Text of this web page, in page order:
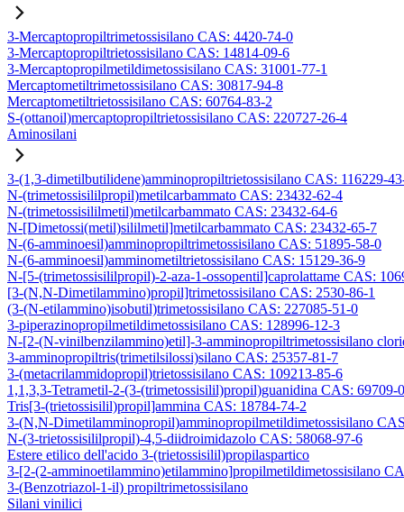
3-Mercaptopropiltrimetossisilano CAS: 4420-74-0
3-Mercaptopropiltrietossisilano CAS: 14814-09-6
3-Mercaptopropilmetildimetossisilano CAS: 31001-77-1
Mercaptometiltrimetossisilano CAS: 30817-94-8
Mercaptometiltrietossisilano CAS: 60764-83-2
S-(ottanoil)mercaptopropiltrietossisilano CAS: 220727-26-4
Aminosilani
3-(1,3-dimetilbutilidene)amminopropiltrietossisilano CAS: 116229-
N-(trimetossisililpropil)metilcarbammato CAS: 23432-62-4
N-(trimetossisililmetil)metilcarbammato CAS: 23432-64-6
N-[Dimetossi(metil)sililmetil]metilcarbammato CAS: 23432-65-7
N-(6-amminoesil)amminopropiltrimetossisilano CAS: 51895-58-0
N-(6-amminoesil)amminometiltrietossisilano CAS: 15129-36-9
N-[5-(trimetossisililpropil)-2-aza-1-ossopentil]caprolattame CAS:
[3-(N,N-Dimetilammino)propil]trimetossisilano CAS: 2530-86-1
(3-(N-etilammino)isobutil)trimetossisilano CAS: 227085-51-0
3-piperazinopropilmetildimetossisilano CAS: 128996-12-3
N-[2-(N-vinilbenzilammino)etil]-3-amminopropiltrimetossisilano
3-amminopropiltris(trimetilsilossi)silano CAS: 25357-81-7
3-(metacrilammidopropil)trietossisilano CAS: 109213-85-6
1,1,3,3-Tetrametil-2-(3-(trimetossisilil)propil)guanidina CAS: 69709-
Tris[3-(trietossisilil)propil]ammina CAS: 18784-74-2
3-(N,N-Dimetilamminopropil)amminopropilmetildimetossisilano
N-(3-trietossisililpropil)-4,5-diidroimidazolo CAS: 58068-97-6
Estere etilico dell'acido 3-(trietossisilil)propilaspartico
3-[2-(2-amminoetilammino)etilammino]propilmetildimetossisilano
3-(Benzotriazol-1-il) propiltrimetossisilano
Silani vinilici